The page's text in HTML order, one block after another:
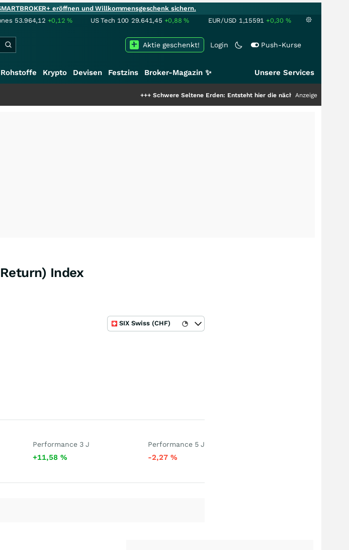
eröffnen und Willkommensgeschenk sichern.
53.964,12 +0,12% US Tech 100 29.641,45 +0,88% EUR/USD 1,15591 +0,30 %
Login Push-Kurse
Aktie geschenkt!
Rohstoffe Krypto Devisen Festzins Broker-Magazin ✨ Unsere Services
Schwere Seltene Erden: Entsteht hier die nächste Milliardenstory?+++
Anzeige
Index
SIX Swiss (CHF)
Performance 3 J
+11,58 %
Performance 5 J
-2,27 %